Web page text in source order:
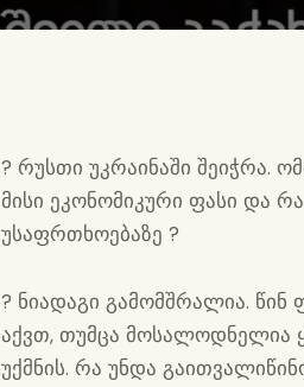
? რუსთი უკრაინაში შეიჭრა.
მისი ეკონომიკური ფასი და
უსაფრთხოებაზე ?
? ნიადაგი გამომშრალია. წინ
აქვთ, თუმცა მოსალოდნელია
უქმნის. რა უნდა